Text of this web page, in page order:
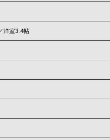
洋室3.4帖